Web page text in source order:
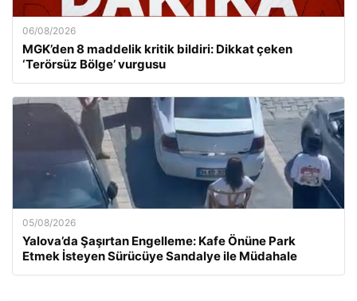
06/08/2026
MGK’den 8 maddelik kritik bildiri: Dikkat çeken
‘Terörsüz Bölge’ vurgusu
05/08/2026
Yalova’da Şaşırtan Engelleme: Kafe Önüne Park
Etmek İsteyen Sürücüye Sandalye ile Müdahale